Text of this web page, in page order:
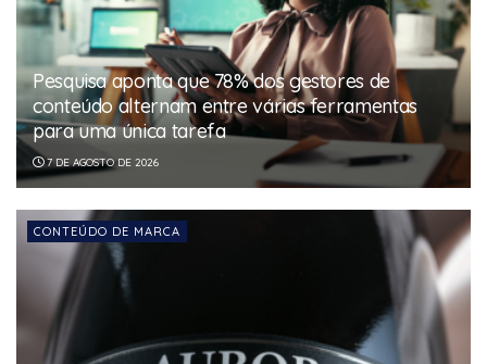
Pesquisa aponta que 78% dos gestores de
conteúdo alternam entre várias ferramentas
para uma única tarefa
7 DE AGOSTO DE 2026
CONTEÚDO DE MARCA